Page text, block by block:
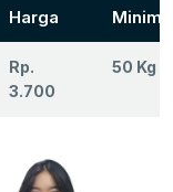
Harga
Rp.
3.700
50 Kg